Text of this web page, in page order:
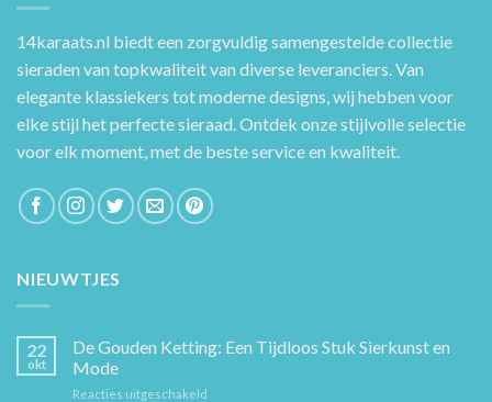
14karaats.nl biedt een zorgvuldig samengestelde collectie
sieraden van topkwaliteit van diverse leveranciers. Van
elegante klassiekers tot moderne designs, wij hebben voor
elke stijl het perfecte sieraad. Ontdek onze stijlvolle selectie
voor elk moment, met de beste service en kwaliteit.
NIEUWTJES
22
okt
De Gouden Ketting: Een Tijdloos Stuk Sierkunst en
Mode
Reacties uitgeschakeld